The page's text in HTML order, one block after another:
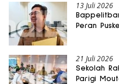
13 Juli 2026
Peran
21 Juli 2026
Sekolah
Parigi